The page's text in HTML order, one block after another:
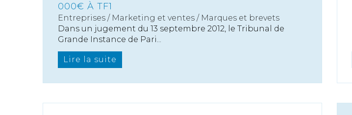
000€ À TF1
Entreprises / Marketing et ventes / Marques et brevets
Dans un jugement du 13 septembre 2012, le Tribunal de
Grande Instance de Pari...
Lire la suite